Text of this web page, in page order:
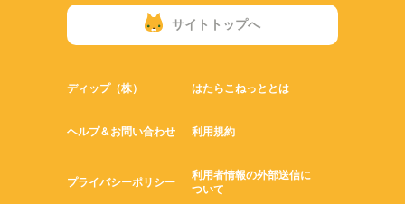
サイトトップへ
ディップ（株） はたらこねっととは
ヘルプ＆お問い合わせ 利用規約
プライバシーポリシー
利用者情報の外部送信に
ついて